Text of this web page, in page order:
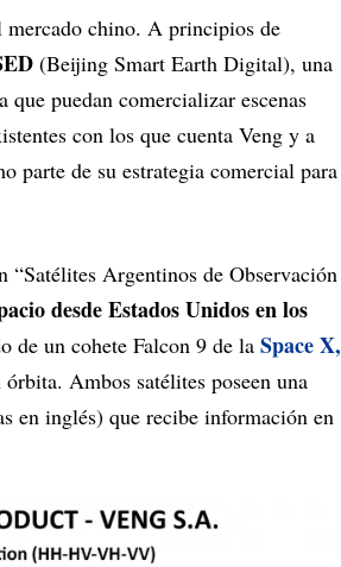
mercado chino. A principios de
(Beijing Smart Earth Digital), una
que puedan comercializar escenas
con los que cuenta Veng y a
parte de su estrategia comercial para
“Satélites Argentinos de Observación
desde Estados Unidos en los
de un cohete Falcon 9 de la Space X,
Ambos satélites poseen una
en inglés) que recibe información en